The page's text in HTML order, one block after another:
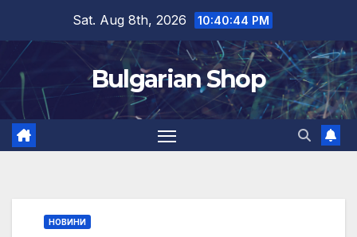
content
Sat. Aug 8th, 2026 10:40:45 PM
Bulgarian Shop
НОВИНИ